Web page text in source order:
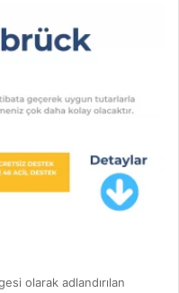
olarak adlandırılan